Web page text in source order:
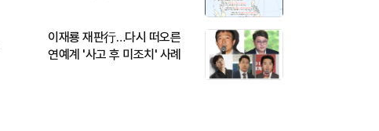
이재룡 재판行…다시 떠오른
연예계 '사고 후 미조치' 사례